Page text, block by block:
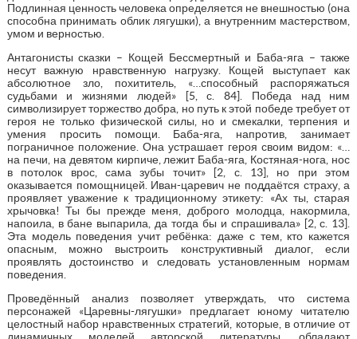
Подлинная ценность человека определяется не внешностью (она
способна принимать облик лягушки), а внутренним мастерством,
умом и верностью.
Антагонисты сказки – Кощей Бессмертный и Баба-яга – также
несут важную нравственную нагрузку. Кощей выступает как
абсолютное зло, похититель, «…способный распоряжаться
судьбами и жизнями людей» [5, с. 84]. Победа над ним
символизирует торжество добра, но путь к этой победе требует от
героя не только физической силы, но и смекалки, терпения и
умения просить помощи. Баба-яга, напротив, занимает
пограничное положение. Она устрашает героя своим видом: «…
на печи, на девятом кирпиче, лежит Баба-яга, Костяная-нога, нос
в потолок врос, сама зубы точит» [2, с. 13], но при этом
оказывается помощницей. Иван-царевич не поддаётся страху, а
проявляет уважение к традиционному этикету: «Ах ты, старая
хрычовка! Ты бы прежде меня, доброго молодца, накормила,
напоила, в бане выпарила, да тогда бы и спрашивала» [2, с. 13].
Эта модель поведения учит ребёнка: даже с тем, кто кажется
опасным, можно выстроить конструктивный диалог, если
проявлять достоинство и следовать установленным нормам
поведения.
Проведённый анализ позволяет утверждать, что система
персонажей «Царевны-лягушки» предлагает юному читателю
целостный набор нравственных стратегий, которые, в отличие от
динамичных моделей авторской литературы, обладают